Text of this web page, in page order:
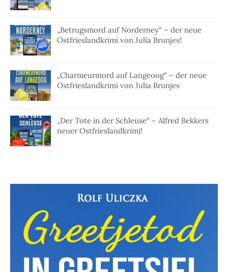
„Betrugsmord auf Norderney“ – der neue
Ostfrieslandkrimi von Julia Brunjes!
„Charmeurmord auf Langeoog“ – der neue
Ostfrieslandkrimi von Julia Brunjes
„Der Tote in der Schleuse“ – Alfred Bekkers
neuer Ostfrieslandkrimi!